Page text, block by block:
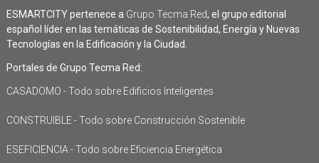
ESMARTCITY pertenece a Grupo Tecma Red, el grupo editorial
español líder en las temáticas de Sostenibilidad, Energía y Nuevas
Tecnologías en la Edificación y la Ciudad.
Portales de Grupo Tecma Red:
CASADOMO - Todo sobre Edificios Inteligentes
CONSTRUIBLE - Todo sobre Construcción Sostenible
ESEFICIENCIA - Todo sobre Eficiencia Energética